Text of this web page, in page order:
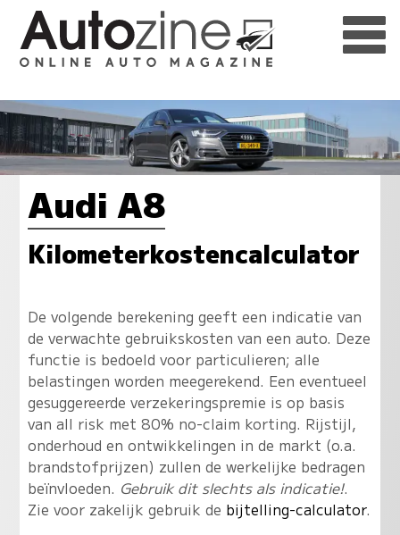
Audi A8
Kilometerkostencalculator
De volgende berekening geeft een indicatie van
de verwachte gebruikskosten van een auto. Deze
functie is bedoeld voor particulieren; alle
belastingen worden meegerekend. Een eventueel
gesuggereerde verzekeringspremie is op basis
van all risk met 80% no-claim korting. Rijstijl,
onderhoud en ontwikkelingen in de markt (o.a.
brandstofprijzen) zullen de werkelijke bedragen
beïnvloeden. Gebruik dit slechts als indicatie!.
Zie voor zakelijk gebruik de bijtelling-calculator.